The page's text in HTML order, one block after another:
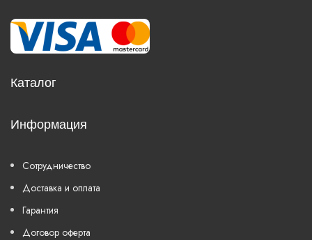
Каталог
Информация
Сотрудничество
Доставка и оплата
Гарантия
Договор оферта